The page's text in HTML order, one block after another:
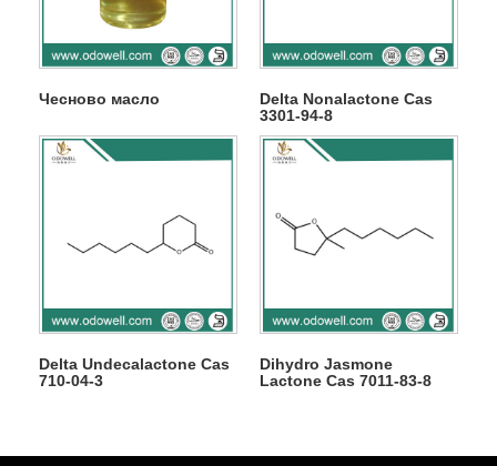
Чесново масло
Delta Nonalactone Cas
3301-94-8
Delta Undecalactone Cas
710-04-3
Dihydro Jasmone
Lactone Cas 7011-83-8